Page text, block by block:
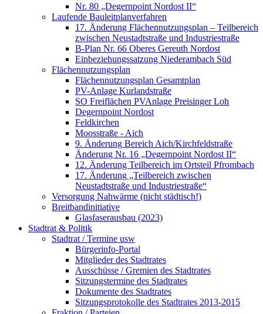
Nr. 80 „Degernpoint Nordost II“
Laufende Bauleitplanverfahren
17. Änderung Flächennutzungsplan – Teilbereich
zwischen Neustadtstraße und Industriestraße
B-Plan Nr. 66 Oberes Gereuth Nordost
Einbeziehungssatzung Niederambach Süd
Flächennutzungsplan
Flächennutzungsplan Gesamtplan
PV-Anlage Kurlandstraße
SO Freiflächen PV­Anlage Preisinger Loh
Degernpoint Nordost
Feldkirchen
Moosstraße - Aich
9. Änderung Bereich Aich/Kirchfeldstraße
Änderung Nr. 16 „Degernpoint Nordost II“
12. Änderung Teilbereich im Ortsteil Pfrombach
17. Änderung „Teilbereich zwischen
Neustadtstraße und Industriestraße“
Versorgung Nahwärme (nicht städtisch!)
Breitbandinitiative
Glasfaserausbau (2023)
Stadtrat & Politik
Stadtrat / Termine usw
Bürgerinfo-Portal
Mitglieder des Stadtrates
Ausschüsse / Gremien des Stadtrates
Sitzungstermine des Stadtrates
Dokumente des Stadtrates
Sitzungsprotokolle des Stadtrates 2013-2015